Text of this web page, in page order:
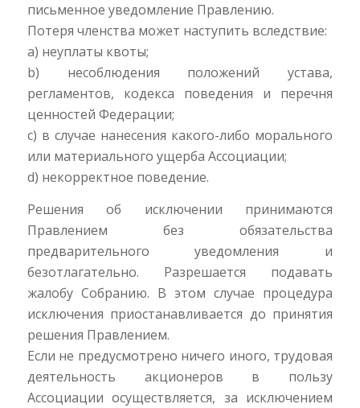
письменное уведомление Правлению.
Потеря членства может наступить вследствие:
a) неуплаты квоты;
b) несоблюдения положений устава,
регламентов, кодекса поведения и перечня
ценностей Федерации;
c) в случае нанесения какого-либо морального
или материального ущерба Ассоциации;
d) некорректное поведение.
Решения об исключении принимаются
Правлением без обязательства
предварительного уведомления и
безотлагательно. Разрешается подавать
жалобу Собранию. В этом случае процедура
исключения приостанавливается до принятия
решения Правлением.
Если не предусмотрено ничего иного, трудовая
деятельность акционеров в пользу
Ассоциации осуществляется, за исключением